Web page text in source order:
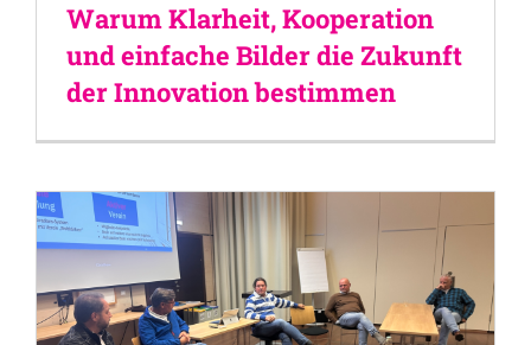
Warum Klarheit, Kooperation
und einfache Bilder die Zukunft
der Innovation bestimmen